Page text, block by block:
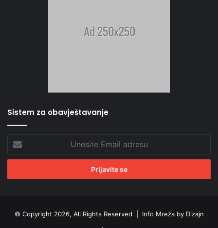
Sistem za obavještavanje
Email
adresu
© Copyright 2026, All Rights Reserved | Info Mreža by Dizajn